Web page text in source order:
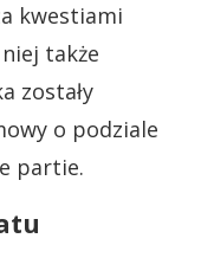
kwestiami
także
zostały
o podziale
partie.